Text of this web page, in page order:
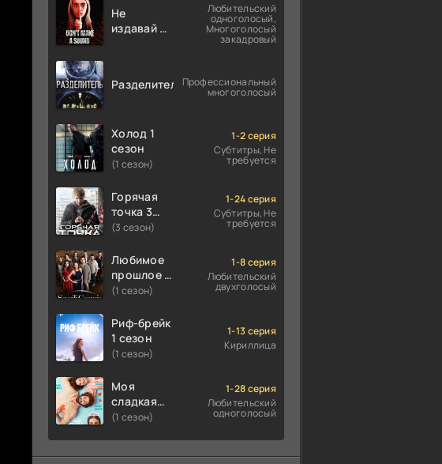
Не
издавай ни
Любительский
одноголосый,
Многоголосый
закадровый
РазделительПрофессиональный
многоголосый
Холод 1
сезон
(1 сезон)
1-2 серия
Субтитры, Не
требуется
Горячая
точка 3
сезон
(3 сезон)
1-24 серия
Субтитры, Не
требуется
Любимое
прошлое 1
сезон
(1 сезон)
1-8 серия
Любительский
двухголосый
Риф-брейк
1 сезон
(1 сезон)
1-13 серия
Кириллица
Моя
сладкая
ложь 1
(1 сезон)
1-28 серия
Любительский
одноголосый